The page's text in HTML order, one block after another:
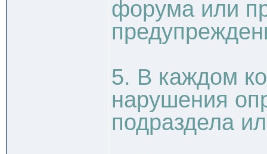
форума или
5. В каждом
нарушения
подраздела